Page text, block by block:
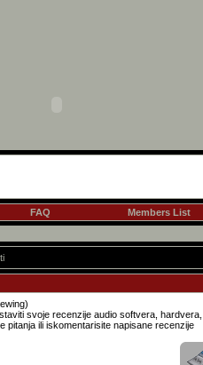
FAQ Members List
svoje recenzije audio softvera,
pitanja ili iskomentarisite napisane recenzije